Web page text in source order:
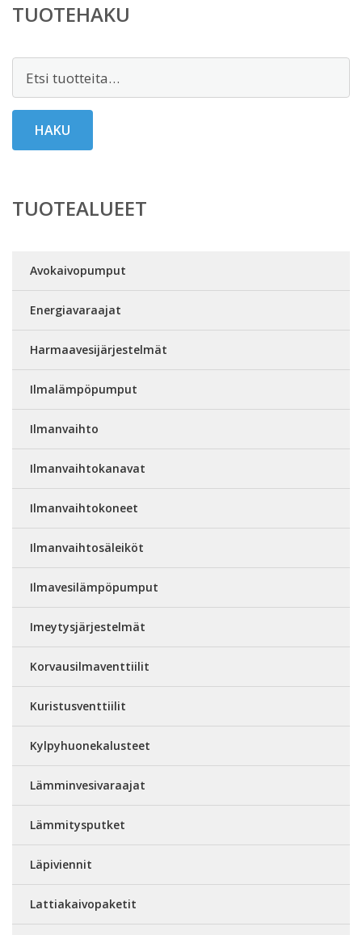
TUOTEHAKU
HAKU
TUOTEALUEET
Avokaivopumput
Energiavaraajat
Harmaavesijärjestelmät
Ilmalämpöpumput
Ilmanvaihto
Ilmanvaihtokanavat
Ilmanvaihtokoneet
Ilmanvaihtosäleiköt
Ilmavesilämpöpumput
Imeytysjärjestelmät
Korvausilmaventtiilit
Kuristusventtiilit
Kylpyhuonekalusteet
Lämminvesivaraajat
Lämmitysputket
Läpiviennit
Lattiakaivopaketit